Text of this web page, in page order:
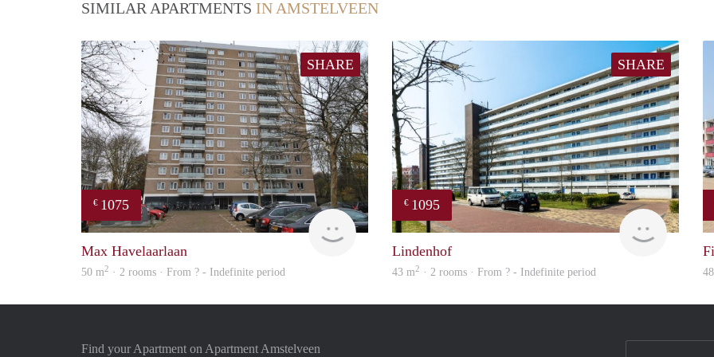
SIMILAR APARTMENTS IN AMSTELVEEN
SHARE
€ 1075
Woning
Max Havelaarlaan
50 m2 · 2 rooms · From ? - Indefinite period
SHARE
€ 1095
Woning
Lindenhof
43 m2 · 2 rooms · From ? - Indefinite period
Find your Apartment on Apartment Amstelveen